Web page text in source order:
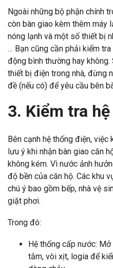
Ngoài những bộ phận chính
còn bàn giao kèm thêm máy
nóng lạnh và một số thiết bị
… Bạn cũng cần phải kiểm
động bình thường hay
thiết bị điện trong nhà, đừng
đề (nếu có) để yêu cầu bên
3. Kiểm tra
Bên cạnh hệ thống điện,
lưu ý khi nhận bàn giao căn
không kém. Vì nước ảnh
độ bền của căn hộ. Các khu
chú ý bao gồm bếp, nhà vệ
giặt phơi.
Trong đó:
Hệ thống cấp nước:
tắm, vòi xịt, logia để